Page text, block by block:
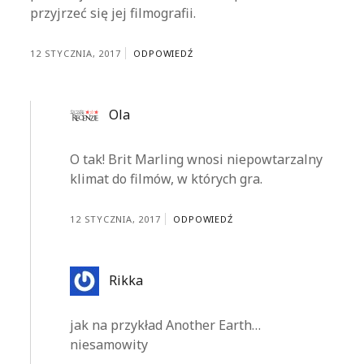
przyjrzeć się jej filmografii.
12 STYCZNIA, 2017 ODPOWIEDŹ
Ola
O tak! Brit Marling wnosi niepowtarzalny
klimat do filmów, w których gra.
12 STYCZNIA, 2017 ODPOWIEDŹ
Rikka
jak na przykład Another Earth…
niesamowity